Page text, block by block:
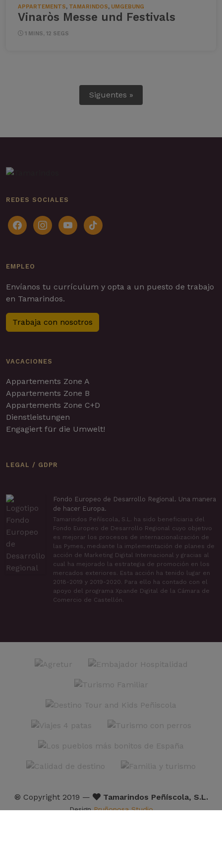
APPARTEMENTS, TAMARINDOS, UMGEBUNG
Vinaròs Messe und Festivals
1 MINS, 12 SEGS
Siguentes »
REDES SOCIALES
facebookinstagramyoutubetiktok
EMPLEO
Envíanos tu currículum y opta a un puesto de trabajo
en Tamarindos.
Trabaja con nosotros
VACACIONES
Appartements Zone A
Appartements Zone B
Appartements Zone C+D
Dienstleistungen
Engagiert für die Umwelt!
LEGAL / GDPR
Fondo Europeo de Desarrollo Regional. Una manera
de hacer Europa.
Tamarindos Peñíscola, S.L. ha sido beneficiaria del
Fondo Europeo de Desarrollo Regional cuyo objetivo
es mejorar los procesos de internacionalización de
las Pymes, mediante la implementación de planes de
acción de Marketing Digital Internacional y gracias al
cual ha mejorado la estrategia de promoción en los
mercados exteriores. Esta acción ha tenido lugar en
2018-2019 y 2019-2020. Para ello ha contado con el
apoyo del programa Xpande Digital de la Cámara de
Comercio de Castellón.
® Copyright 2019 — Tamarindos Peñíscola, S.L.
DesignPruñonosa Studio